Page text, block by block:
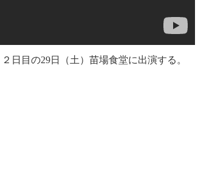
日目の29日（土）苗場食堂に出演する。